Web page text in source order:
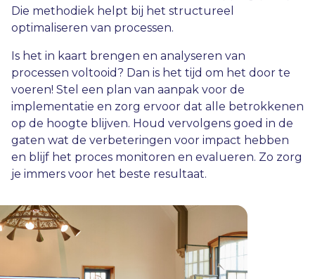
Die methodiek helpt bij het structureel
optimaliseren van processen.
Is het in kaart brengen en analyseren van
processen voltooid? Dan is het tijd om het door te
voeren! Stel een plan van aanpak voor de
implementatie en zorg ervoor dat alle betrokkenen
op de hoogte blijven. Houd vervolgens goed in de
gaten wat de verbeteringen voor impact hebben
en blijf het proces monitoren en evalueren. Zo zorg
je immers voor het beste resultaat.